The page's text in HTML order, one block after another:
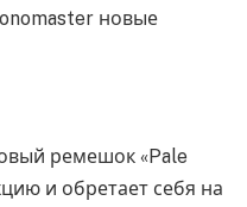
новые
ремешок «Pale
и обретает себя на